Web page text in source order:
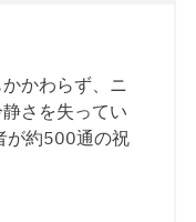
かわらず、ニ
さを失ってい
が約500通の祝